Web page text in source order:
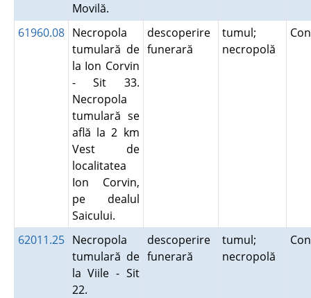
Movilă.
61960.08 Necropola
tumulară de
la Ion Corvin
- Sit 33.
Necropola
tumulară se
află la 2 km
Vest de
localitatea
Ion Corvin,
pe dealul
Saicului.
descoperire
funerară
tumul;
necropolă
62011.25 Necropola
tumulară de
la Viile - Sit
22.
descoperire
funerară
tumul;
necropolă